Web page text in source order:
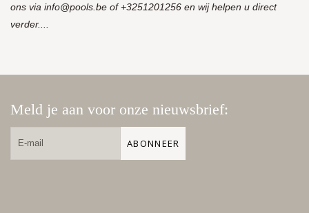
ons via info@pools.be of +3251201256 en wij helpen u direct
verder....
Meld je aan voor onze nieuwsbrief:
ABONNEER